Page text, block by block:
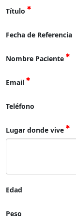
Título
Fecha de Referencia
Nombre Paciente
Email
Teléfono
Lugar donde vive
Edad
Peso